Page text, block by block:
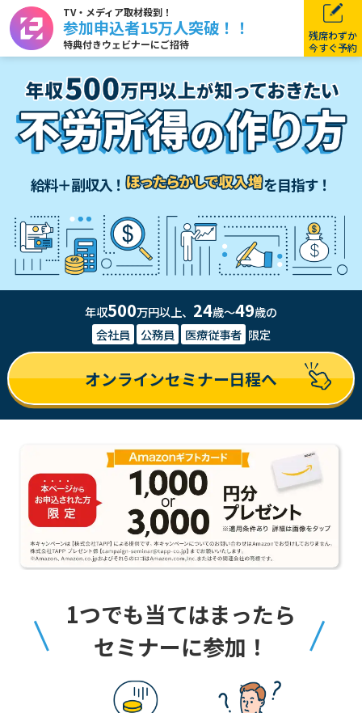
TV・メディア取材殺到！
参加申込者15万人突破！！
特典付きウェビナーにご招待
残席わずか
今すぐ予約
給料＋副収入！ を目指す！
年収500万円以上、 24歳～49歳の
会社員
公務員 医療従事者 限定
オンラインセミナー日程へ
1つでも当てはまったら
セミナーに参加！